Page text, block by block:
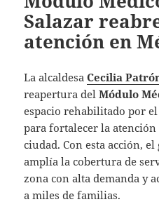
Salazar
atención en
La alcaldesaCecilia
reapertura delMódulo
espacio rehabilitado por
para fortalecer la
ciudad. Con esta acción,
amplía la cobertura de
zona con alta demanda y
a miles de familias.